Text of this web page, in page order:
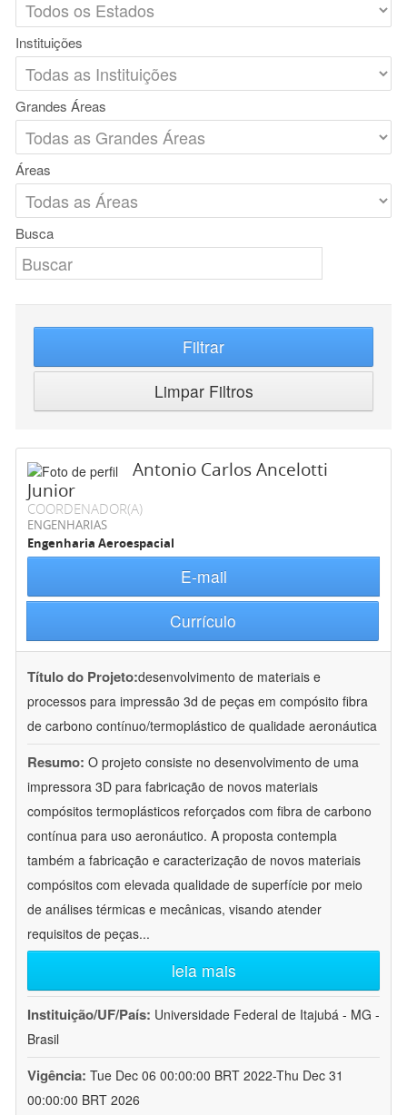
Instituições
Grandes Áreas
Áreas
Busca
Filtrar
Limpar Filtros
Antonio Carlos Ancelotti
Junior
COORDENADOR(A)
ENGENHARIAS
Engenharia Aeroespacial
E-mail
Currículo
Título do Projeto:desenvolvimento de materiais e
processos para impressão 3d de peças em compósito fibra
de carbono contínuo/termoplástico de qualidade aeronáutica
Resumo: O projeto consiste no desenvolvimento de uma
impressora 3D para fabricação de novos materiais
compósitos termoplásticos reforçados com fibra de carbono
contínua para uso aeronáutico. A proposta contempla
também a fabricação e caracterização de novos materiais
compósitos com elevada qualidade de superfície por meio
de análises térmicas e mecânicas, visando atender
requisitos de peças...
leia mais
Instituição/UF/País: Universidade Federal de Itajubá - MG -
Brasil
Vigência: Tue Dec 06 00:00:00 BRT 2022-Thu Dec 31
00:00:00 BRT 2026